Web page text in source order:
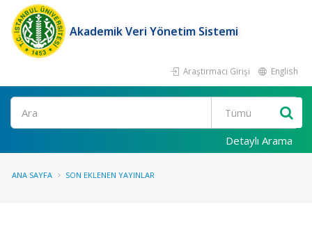
Akademik Veri Yönetim Sistemi
Araştırmacı Girişi English
Ara
Detaylı Arama
ANA SAYFA SON EKLENEN YAYINLAR